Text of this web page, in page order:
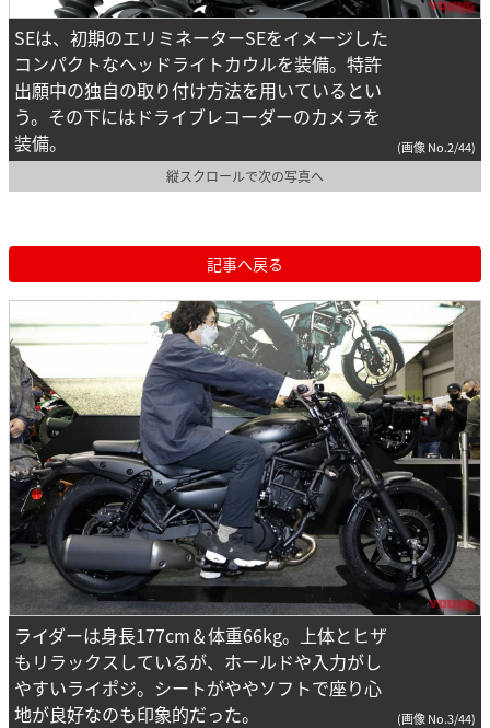
SEは、初期のエリミネーターSEをイメージした
コンパクトなヘッドライトカウルを装備。特許
出願中の独自の取り付け方法を用いているとい
う。その下にはドライブレコーダーのカメラを
装備。
(画像 No.2/44)
縦スクロールで次の写真へ
記事へ戻る
ライダーは身長177cm＆体重66kg。上体とヒザ
もリラックスしているが、ホールドや入力がし
やすいライポジ。シートがややソフトで座り心
地が良好なのも印象的だった。
(画像 No.3/44)